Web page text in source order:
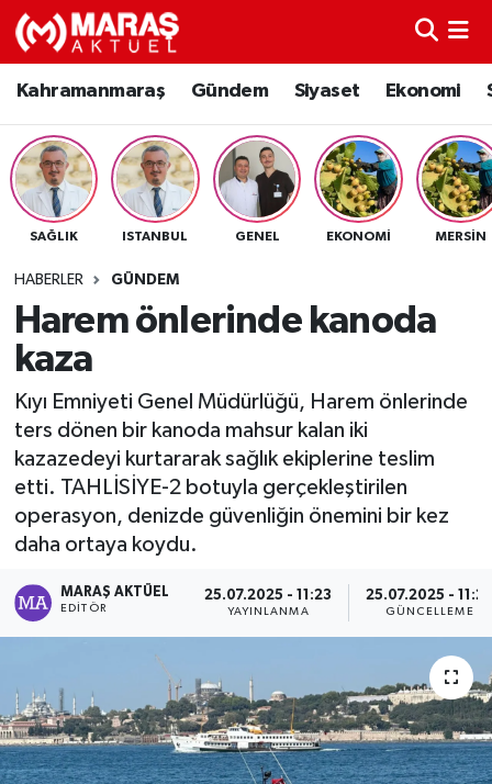
Kahramanmaraş Gündem Siyaset Ekonomi
SAĞLIK ISTANBUL GENEL EKONOMI MERSIN
HABERLER GÜNDEM
Harem önlerinde kanoda
kaza
Kıyı Emniyeti Genel Müdürlüğü, Harem önlerinde
ters dönen bir kanoda mahsur kalan iki
kazazedeyi kurtararak sağlık ekiplerine teslim
etti. TAHLİSİYE-2 botuyla gerçekleştirilen
operasyon, denizde güvenliğin önemini bir kez
daha ortaya koydu.
MARAŞ AKTÜEL
EDITÖR
25.07.2025 - 11:23
YAYINLANMA
25.07.2025 -
GÜNCELLEME
Kahramanmaraş
Gündem
Siyaset
Sağlık
Teknoloji
Eğitim
Dünya
Kültür Sanat
Nöbetçi Eczaneler
Hava Durumu
Namaz Vakitleri
TFF 3.Lig 4.Grup Puan Durumu ve Fikstür
Tüm Manşetler
Son Dakika Haberleri
Haber Arşivi